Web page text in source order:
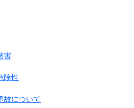
マラッカ
の命令を出しています。
原文カナ
なる粛清に任ず・・・・
徹底的摘発
害
険性
故について